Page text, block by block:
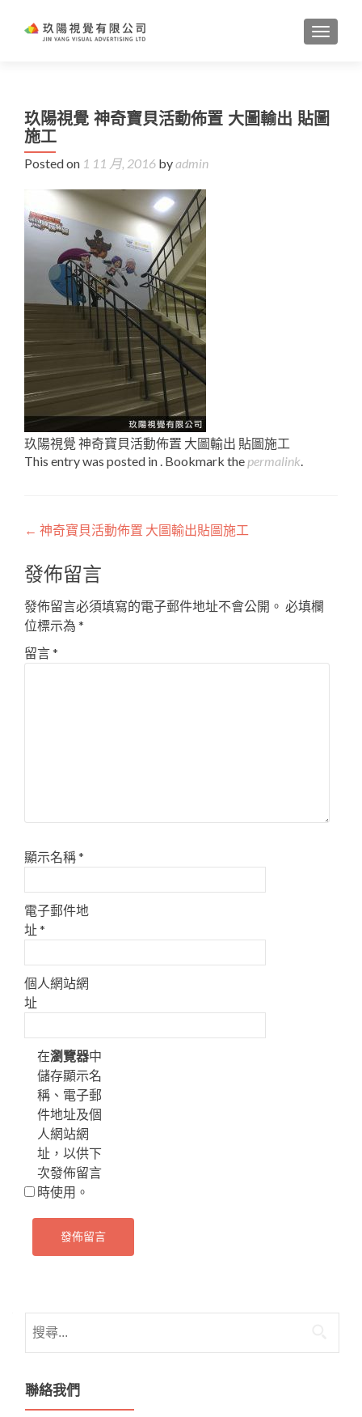
玖陽視覺 神奇寶貝活動佈置 大圖輸出 貼圖
施工
Posted on 1 11 月, 2016 byadmin
玖陽視覺 神奇寶貝活動佈置 大圖輸出 貼圖施工
This entry was posted in . Bookmark the permalink.
Post
navigation
← 神奇寶貝活動佈置 大圖輸出貼圖施工
發佈留言
發佈留言必須填寫的電子郵件地址不會公開。 必填欄
位標示為 *
留言*
顯示名稱*
電子郵件地
址*
個人網站網
址
在瀏覽器中
儲存顯示名
稱、電子郵
件地址及個
人網站網
址，以供下
次發佈留言
時使用。
尋
鍵
字:
聯絡我們